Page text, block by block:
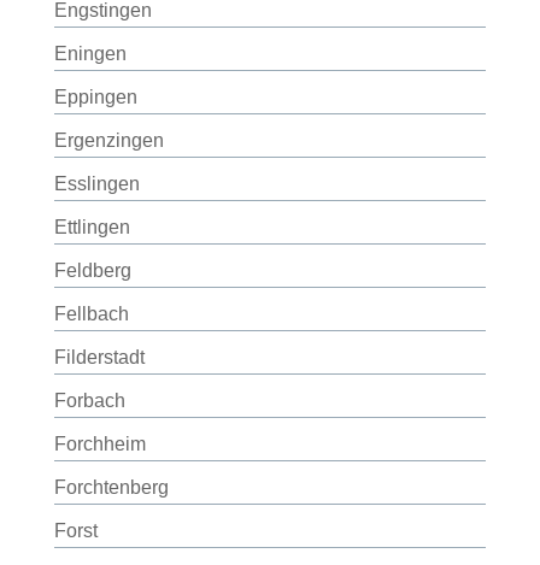
Engstingen
Eningen
Eppingen
Ergenzingen
Esslingen
Ettlingen
Feldberg
Fellbach
Filderstadt
Forbach
Forchheim
Forchtenberg
Forst